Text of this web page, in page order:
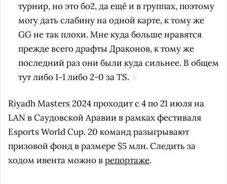
турнир, но это бо2, да ещё и в группах, поэтому
могу дать слабину на одной карте, к тому же
GG не так плохи. Мне куда больше нравятся
прежде всего драфты Драконов, к тому же
последний раз они были куда сильнее. В общем
тут либо 1-1 либо 2-0 за TS.
Riyadh Masters 2024 проходит с 4 по 21 июля на
LAN в Саудовской Аравии в рамках фестиваля
Esports World Cup. 20 команд разыгрывают
призовой фонд в размере $5 млн. Следить за
ходом ивента можно врепортаже.